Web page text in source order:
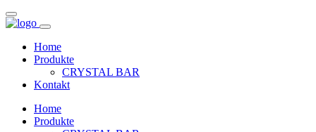
Home
Produkte
CRYSTAL BAR
Kontakt
Home
Produkte